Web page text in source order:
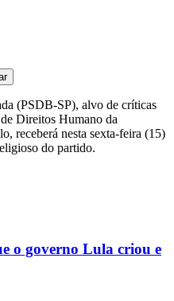
(PSDB-SP), alvo de críticas
Direitos Humano da
receberá nesta sexta-feira (15)
do partido.
o governo Lula criou e